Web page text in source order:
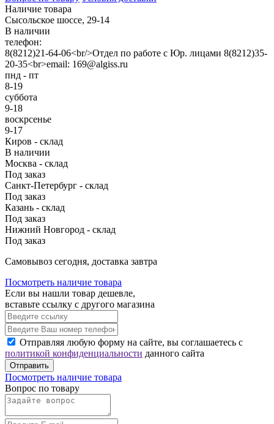
Наличие товара
Сысольское шоссе, 29-14
В наличии
телефон:
8(8212)21-64-06<br/>Отдел по работе с Юр. лицами 8(8212)35-
20-35<br>email: 169@algiss.ru
пнд - пт
8-19
суббота
9-18
воскрсенье
9-17
Киров - склад
В наличии
Москва - склад
Под заказ
Санкт-Петербург - склад
Под заказ
Казань - склад
Под заказ
Нижний Новгород - склад
Под заказ
Cамовывоз сегодня, доставка завтра
Посмотреть наличие товара
Если вы нашли товар дешевле,
вставьте ссылку с другого магазина
Отправляя любую форму на сайте, вы соглашаетесь с
политикой конфиденциальности данного сайта
Отправить
Посмотреть наличие товара
Вопрос по товару